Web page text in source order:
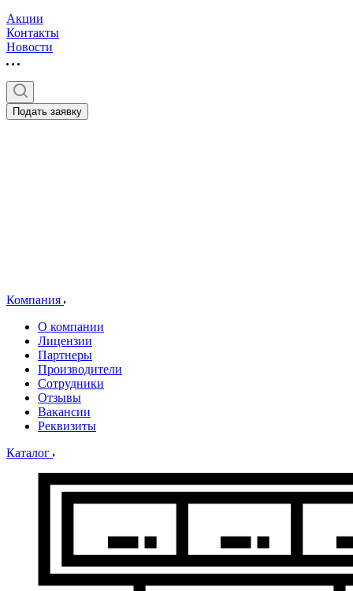
Акции
Контакты
Новости
Подать заявку
Компания
О компании
Лицензии
Партнеры
Производители
Сотрудники
Отзывы
Вакансии
Реквизиты
Каталог